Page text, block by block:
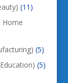
(11)
Home
(5)
(5)